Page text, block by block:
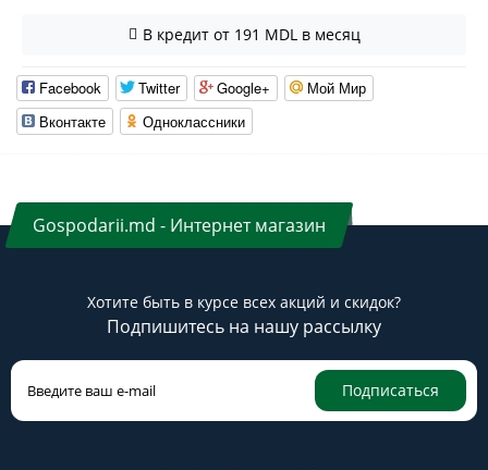
В кредит от 191 MDL в месяц
Facebook Twitter Google+
Мой Мир
Вконтакте
Одноклассники
Gospodarii.md - Интернет магазин
Хотите быть в курсе всех акций и скидок?
Подпишитесь на нашу рассылку
Подписаться